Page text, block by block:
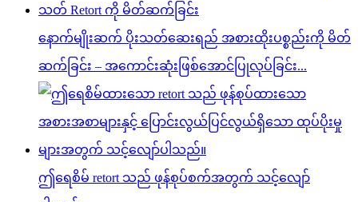
နောက်မျိုးဆက် ပိုးသတ်ဆေးရည် အစားထိုးပစ္စည်းကို မိတ်
ဆက်ခြင်း – အကောင်းဆုံးဖြစ်အောင်ပြုလုပ်ခြင်း...
ဤရေစိမ် retort သည် ဖုန်စုပ်စက်အတွက် သင့်လျော်